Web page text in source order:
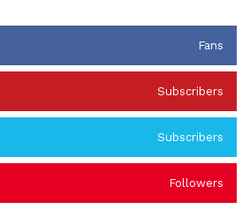
Fans
Subscribers
Subscribers
Followers